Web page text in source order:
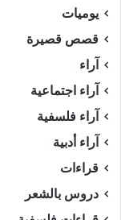
يوميات
قصص قصيرة
آراء
آراء اجتماعية
آراء فلسفية
آراء أدبية
قراءات
دروس بالشعر